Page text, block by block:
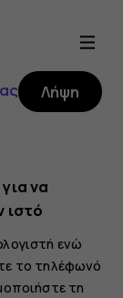
Λήψη
να
ιστό
ενώ
το τηλέφωνό
τη